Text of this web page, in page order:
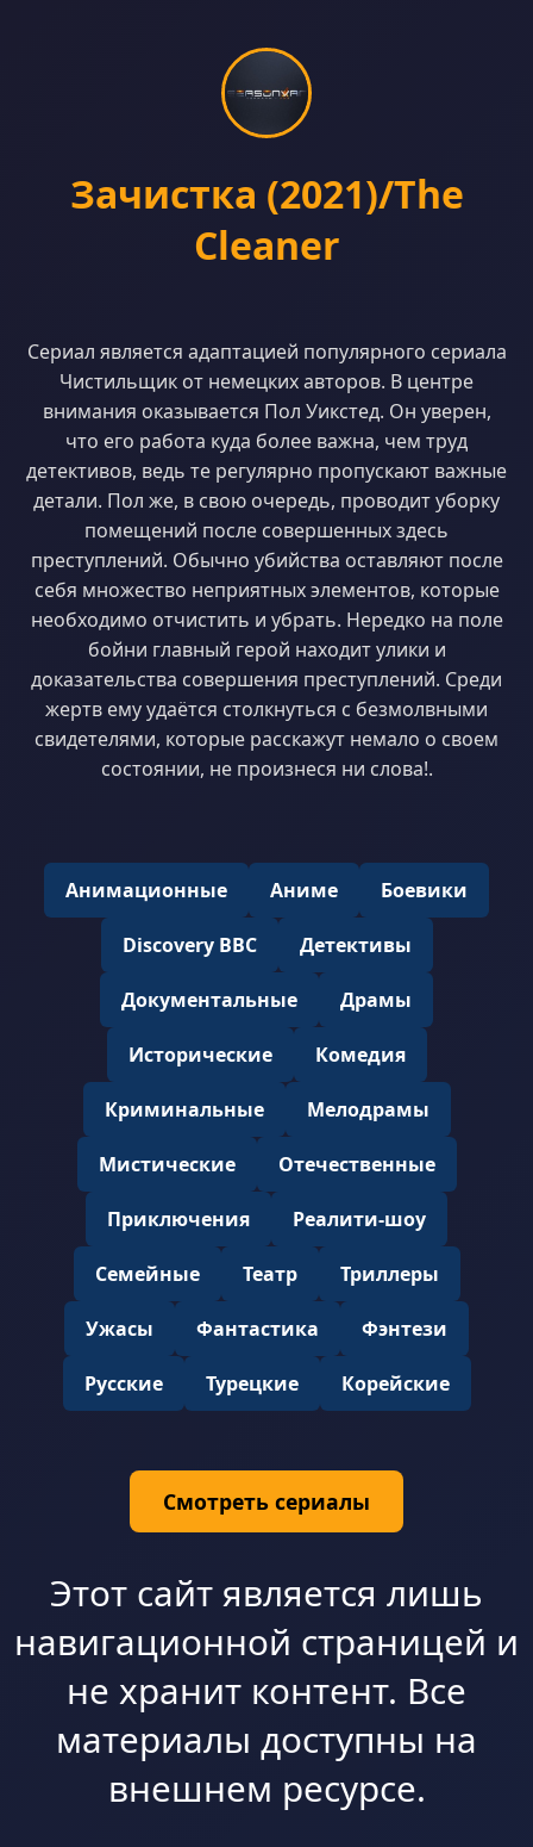
Зачистка (2021)/The
Cleaner
Сериал является адаптацией популярного сериала
Чистильщик от немецких авторов. В центре
внимания оказывается Пол Уикстед. Он уверен,
что его работа куда более важна, чем труд
детективов, ведь те регулярно пропускают важные
детали. Пол же, в свою очередь, проводит уборку
помещений после совершенных здесь
преступлений. Обычно убийства оставляют после
себя множество неприятных элементов, которые
необходимо отчистить и убрать. Нередко на поле
бойни главный герой находит улики и
доказательства совершения преступлений. Среди
жертв ему удаётся столкнуться с безмолвными
свидетелями, которые расскажут немало о своем
состоянии, не произнеся ни слова!.
Анимационные Аниме Боевики
Discovery BBC Детективы
Документальные Драмы
Исторические Комедия
Криминальные Мелодрамы
Мистические Отечественные
Приключения Реалити-шоу
Семейные Театр Триллеры
Ужасы Фантастика Фэнтези
Русские Турецкие Корейские
Смотреть сериалы
Этот сайт является лишь
навигационной страницей и
не хранит контент. Все
материалы доступны на
внешнем ресурсе.